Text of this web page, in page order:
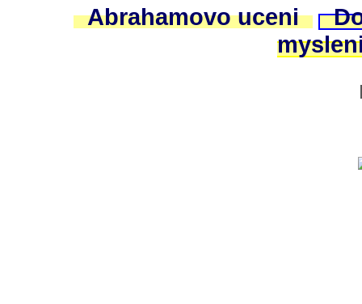
Abrahamovo uceni